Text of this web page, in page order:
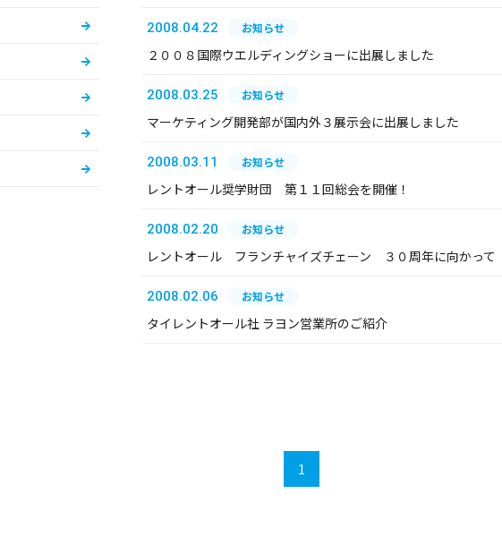
2008.04.22 お知らせ
２００８国際ウエルディングショーに出展しました
2008.03.25 お知らせ
マーケティング開発部が国内外３展示会に出展しました
2008.03.11 お知らせ
レントオール奨学財団 第１１回総会を開催！
2008.02.20 お知らせ
レントオール フランチャイズチェーン ３０周年に向かって
2008.02.06 お知らせ
タイレントオール社 ラヨン営業所のご紹介
1